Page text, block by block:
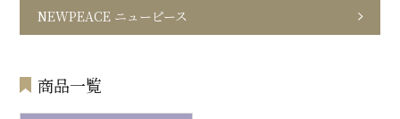
NEWPEACE ニューピース
商品一覧